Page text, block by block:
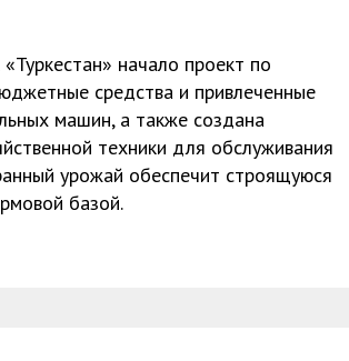
начало проект по
средства и привлеченные
машин, а также создана
техники для обслуживания
урожай обеспечит строящуюся
базой.